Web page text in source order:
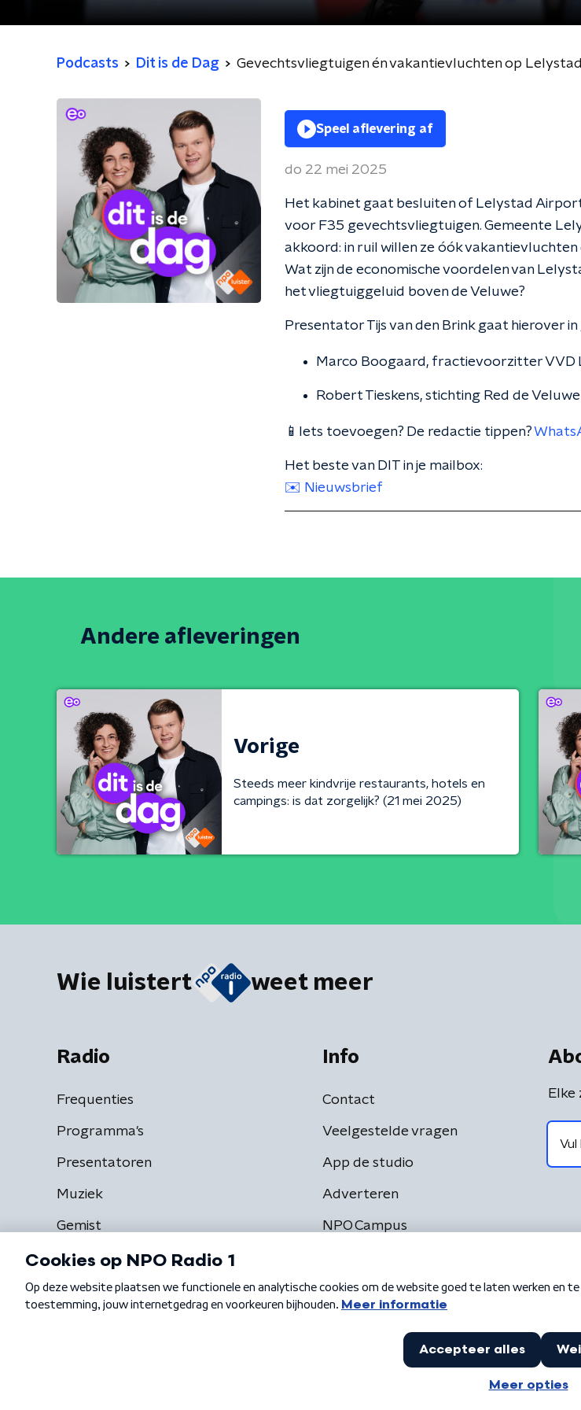
Podcasts Dit is de Dag Gevechtsvliegtuigen én vakantievluchten op
Speel aflevering af
do 22 mei 2025
Het kabinet gaat besluiten of Lelystad
voor F35 gevechtsvliegtuigen. Gemeente
akkoord: in ruil willen ze óók
Wat zijn de economische voordelen van
het vliegtuiggeluid boven de Veluwe?
Presentator Tijs van den Brink gaat hierover
Marco Boogaard, fractievoorzitter VVD
Robert Tieskens, stichting Red de Veluwe
📱Iets toevoegen? De redactie tippen?
Het beste van DIT in je mailbox:
✉️ Nieuwsbrief
Andere afleveringen
Vorige
Steeds meer kindvrije restaurants, hotels en
campings: is dat zorgelijk? (21 mei 2025)
Wie luistert weet meer
Radio
Frequenties
Programma's
Presentatoren
Muziek
Gemist
Info
Contact
Veelgestelde vragen
App de studio
Adverteren
NPO Campus
Elke
Algemene voorwaarden Privacybeleid